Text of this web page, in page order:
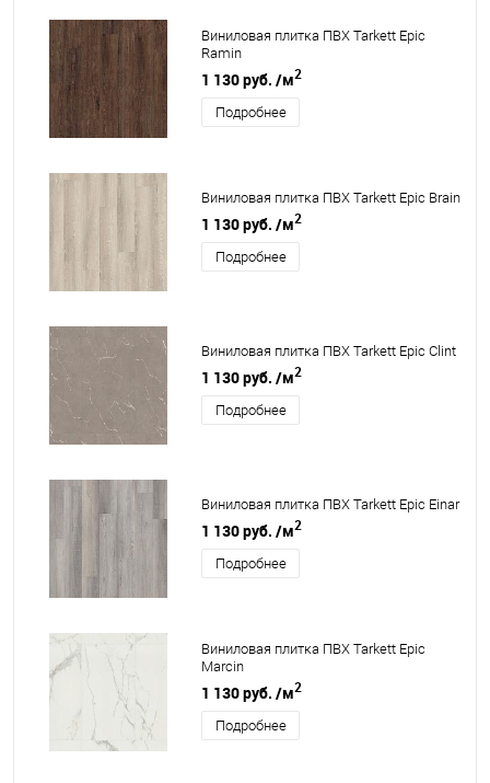
Виниловая плитка ПВХ Tarkett Epic
Ramin
1 130 руб. /м2
Подробнее
Виниловая плитка ПВХ Tarkett Epic Brain
1 130 руб. /м2
Подробнее
Виниловая плитка ПВХ Tarkett Epic Clint
1 130 руб. /м2
Подробнее
Виниловая плитка ПВХ Tarkett Epic Einar
1 130 руб. /м2
Подробнее
Виниловая плитка ПВХ Tarkett Epic
Marcin
1 130 руб. /м2
Подробнее